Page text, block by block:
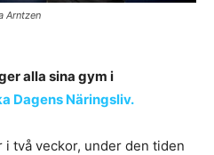
Arntzen
alla sina gym i
Dagens Näringsliv.
två veckor, under den tiden